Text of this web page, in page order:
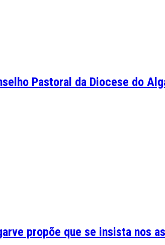
Pastoral da Diocese do
propõe que se insista nos